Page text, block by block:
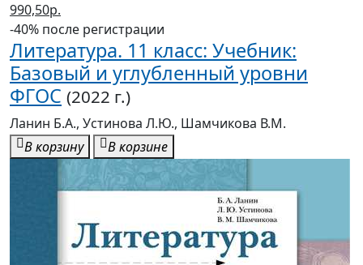
990,50р.
-40% после регистрации
Литература. 11 класс: Учебник:
Базовый и углубленный уровни
ФГОС (2022 г.)
Ланин Б.А., Устинова Л.Ю., Шамчикова В.М.
В корзину
В корзине